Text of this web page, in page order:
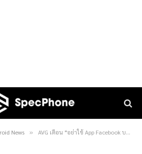
News » AVG เตือน “อย่าใช้ App Facebook บนมือถือแอนดรอย” นั่นก็เพราะว่า…..